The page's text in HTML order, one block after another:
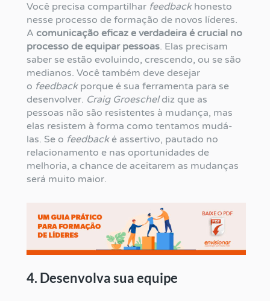
Você precisa compartilhar feedbackhonesto
nesse processo de formação de novos líderes.
A comunicação eficaz e verdadeira é crucial no
processo de equipar pessoas. Elas precisam
saber se estão evoluindo, crescendo, ou se são
medianos. Você também deve desejar
o feedbackporque é sua ferramenta para se
desenvolver. Craig Groescheldiz que as
pessoas não são resistentes à mudança, mas
elas resistem à forma como tentamos mudá-
las. Se o feedbacké assertivo, pautado no
relacionamento e nas oportunidades de
melhoria, a chance de aceitarem as mudanças
será muito maior.
4. Desenvolva sua equipe